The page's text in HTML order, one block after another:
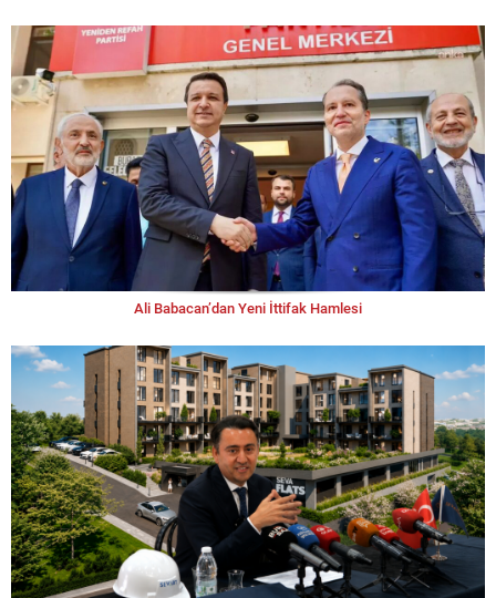
Ali Babacan’dan Yeni İttifak Hamlesi